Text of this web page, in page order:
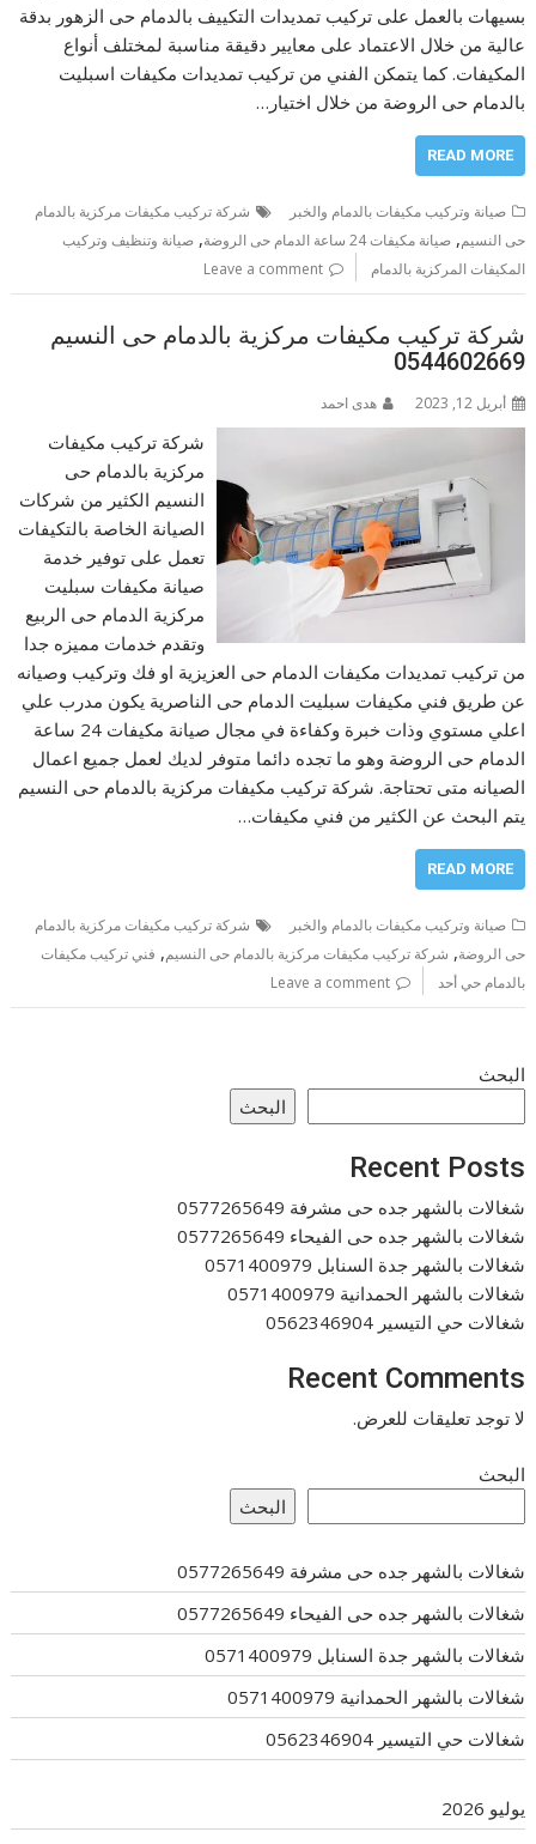
بسيهات بالعمل على تركيب تمديدات التكييف بالدمام حى الزهور بدقة
عالية من خلال الاعتماد على معايير دقيقة مناسبة لمختلف أنواع
المكيفات. كما يتمكن الفني من تركيب تمديدات مكيفات اسبليت
بالدمام حى الروضة من خلال اختيار…
READ MORE
صيانة وتركيب مكيفات بالدمام والخبر
شركة تركيب مكيفات مركزية بالدمام
حى النسيم,صيانة مكيفات 24 ساعة الدمام حى الروضة ,صيانة وتنظيف وتركيب
المكيفات المركزية بالدمام
Leave a comment
شركة تركيب مكيفات مركزية بالدمام حى النسيم
0544602669
أبريل 12, 2023 هدى احمد
شركة تركيب مكيفات
مركزية بالدمام حى
النسيم الكثير من شركات
الصيانة الخاصة بالتكيفات
تعمل على توفير خدمة
صيانة مكيفات سبليت
مركزية الدمام حى الربيع
وتقدم خدمات مميزه جدا
من تركيب تمديدات مكيفات الدمام حى العزيزية او فك وتركيب وصيانه
عن طريق فني مكيفات سبليت الدمام حى الناصرية يكون مدرب علي
اعلي مستوي وذات خبرة وكفاءة في مجال صيانة مكيفات 24 ساعة
الدمام حى الروضة وهو ما تجده دائما متوفر لديك لعمل جميع اعمال
الصيانه متى تحتاجة. شركة تركيب مكيفات مركزية بالدمام حى النسيم
يتم البحث عن الكثير من فني مكيفات…
READ MORE
صيانة وتركيب مكيفات بالدمام والخبر
شركة تركيب مكيفات مركزية بالدمام
حى الروضة, شركة تركيب مكيفات مركزية بالدمام حى النسيم, فني تركيب مكيفات
بالدمام حي أحد
Leave a comment
البحث
البحث
Recent Posts
شغالات بالشهر جده حى مشرفة 0577265649
شغالات بالشهر جده حى الفيحاء 0577265649
شغالات بالشهر جدة السنابل 0571400979
شغالات بالشهر الحمدانية 0571400979
شغالات حي التيسير 0562346904
Recent Comments
لا توجد تعليقات للعرض.
البحث
البحث
شغالات بالشهر جده حى مشرفة 0577265649
شغالات بالشهر جده حى الفيحاء 0577265649
شغالات بالشهر جدة السنابل 0571400979
شغالات بالشهر الحمدانية 0571400979
شغالات حي التيسير 0562346904
يوليو 2026